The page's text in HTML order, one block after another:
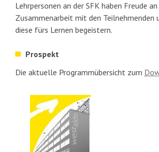
Lehrpersonen an der SFK haben Freude
Zusammenarbeit mit den Teilnehmenden
diese fürs Lernen begeistern.
Prospekt
Die aktuelle Programmübersicht zum